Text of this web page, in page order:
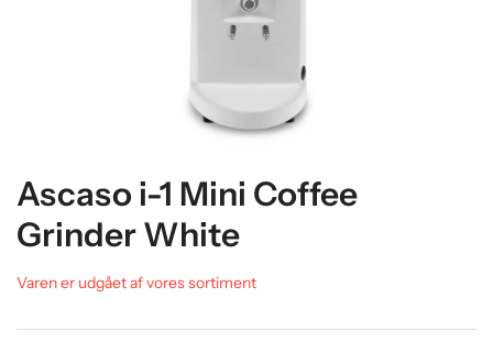
Ascaso i-1 Mini Coffee
Grinder White
Varen er udgået af vores sortiment